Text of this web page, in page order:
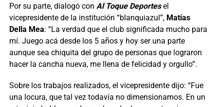
Por su parte, dialogó con Al Toque Deportesel
vicepresidente de la institución “blanquiazul”, Matías
Della Mea: “La verdad que el club significada mucho para
mí. Juego acá desde los 5 años y hoy ser una parte
aunque sea chiquita del grupo de personas que lograron
hacer la cancha nueva, me llena de felicidad y orgullo”.
Sobre los trabajos realizados, el vicepresidente dijo: “Fue
una locura, que tal vez todavía no dimensionamos. En un